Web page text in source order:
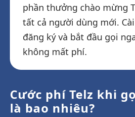
phần thưởng chào mừng
tất cả người dùng mới.
đăng ký và bắt đầu gọi
không mất phí.
Cước phí Telz khi
là bao nhiêu?